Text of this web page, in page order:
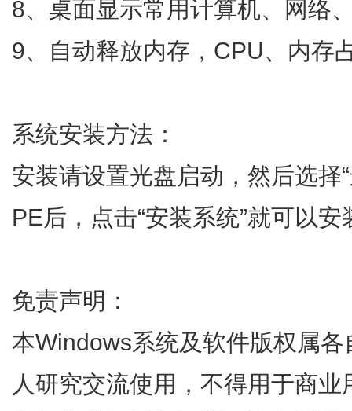
8、桌面显示常用计算机、网络
9、自动释放内存，CPU、内存
系统安装方法：
安装请设置光盘启动，然后选择
PE后，点击“安装系统”就可以安
免责声明：
本Windows系统及软件版权属
人研究交流使用，不得用于商